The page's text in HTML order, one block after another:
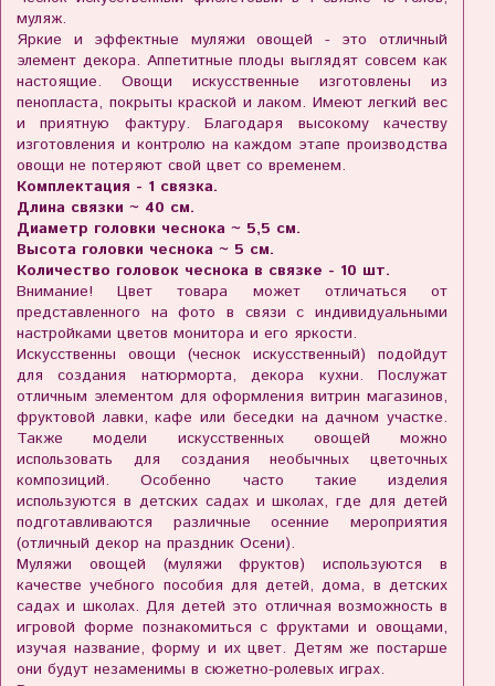
муляж.
Яркие и эффектные муляжи овощей - это отличный
элемент декора. Аппетитные плоды выглядят совсем как
настоящие. Овощи искусственные изготовлены из
пенопласта, покрыты краской и лаком. Имеют легкий вес
и приятную фактуру. Благодаря высокому качеству
изготовления и контролю на каждом этапе производства
овощи не потеряют свой цвет со временем.
Комплектация - 1 связка.
Длина связки ~ 40 см.
Диаметр головки чеснока ~ 5,5 см.
Высота головки чеснока ~ 5 см.
Количество головок чеснока в связке - 10 шт.
Внимание! Цвет товара может отличаться от
представленного на фото в связи с индивидуальными
настройками цветов монитора и его яркости.
Искусственны овощи (чеснок искусственный) подойдут
для создания натюрморта, декора кухни. Послужат
отличным элементом для оформления витрин магазинов,
фруктовой лавки, кафе или беседки на дачном участке.
Также модели искусственных овощей можно
использовать для создания необычных цветочных
композиций. Особенно часто такие изделия
используются в детских садах и школах, где для детей
подготавливаются различные осенние мероприятия
(отличный декор на праздник Осени).
Муляжи овощей (муляжи фруктов) используются в
качестве учебного пособия для детей, дома, в детских
садах и школах. Для детей это отличная возможность в
игровой форме познакомиться с фруктами и овощами,
изучая название, форму и их цвет. Детям же постарше
они будут незаменимы в сюжетно-ролевых играх.